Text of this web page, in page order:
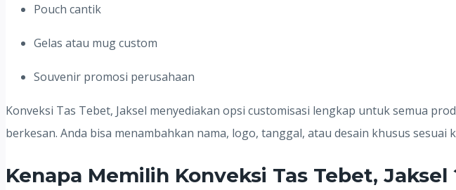
Pouch cantik
Gelas atau mug custom
Souvenir promosi perusahaan
Konveksi Tas Tebet, Jaksel menyediakan opsi customisasi lengkap untuk semua
berkesan. Anda bisa menambahkan nama, logo, tanggal, atau desain khusus sesuai
Kenapa Memilih Konveksi Tas Tebet, Jaksel